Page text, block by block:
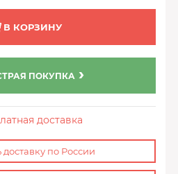
В КОРЗИНУ
ПОКУПКА
доставка
доставку по России